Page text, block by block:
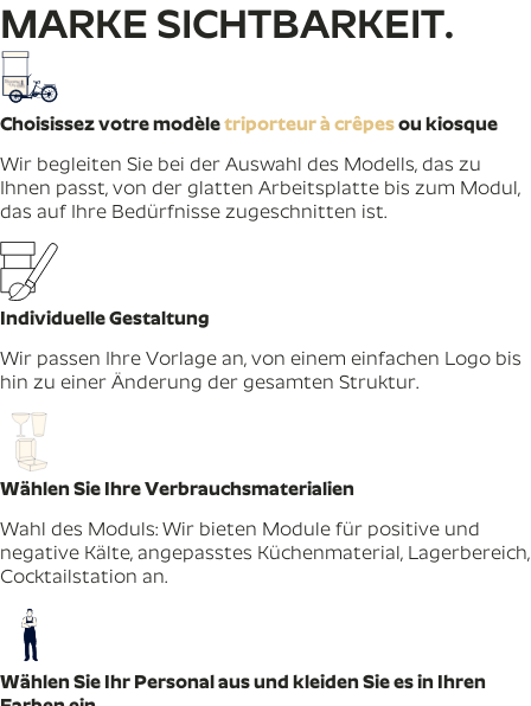
MARKE SICHTBARKEIT.
Choisissez votre modèletriporteur à crêpesou kiosque
Wir begleiten Sie bei der Auswahl des Modells, das zu
Ihnen passt, von der glatten Arbeitsplatte bis zum Modul,
das auf Ihre Bedürfnisse zugeschnitten ist.
Individuelle Gestaltung
Wir passen Ihre Vorlage an, von einem einfachen Logo bis
hin zu einer Änderung der gesamten Struktur.
Wählen Sie Ihre Verbrauchsmaterialien
Wahl des Moduls: Wir bieten Module für positive und
negative Kälte, angepasstes Küchenmaterial, Lagerbereich,
Cocktailstation an.
Wählen Sie Ihr Personal aus und kleiden Sie es in Ihren